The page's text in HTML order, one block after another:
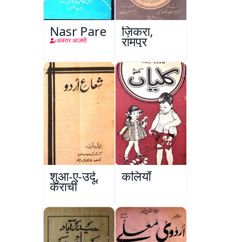
Nasr Pare
अबरार आज़मी
ज़िकरा,
रामपुर
शुआ-ए-उर्दू,
कराची
कलियाँ